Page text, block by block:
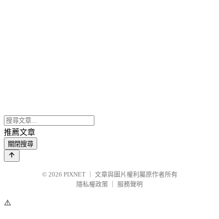
推薦文章
關閉搜尋
© 2026 PIXNET
文章與圖片權利屬原作者所有
隱私權政策
服務聲明
⚠️